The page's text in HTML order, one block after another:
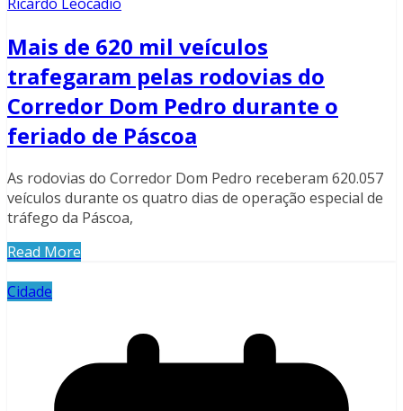
Mais de 620 mil veículos
trafegaram pelas rodovias do
Corredor Dom Pedro durante o
feriado de Páscoa
As rodovias do Corredor Dom Pedro receberam 620.057
veículos durante os quatro dias de operação especial de
tráfego da Páscoa,
Read More
Cidade